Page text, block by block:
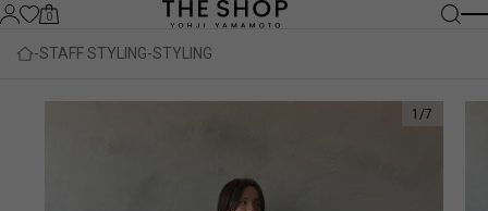
0
STAFF STYLING STYLING
1 /7